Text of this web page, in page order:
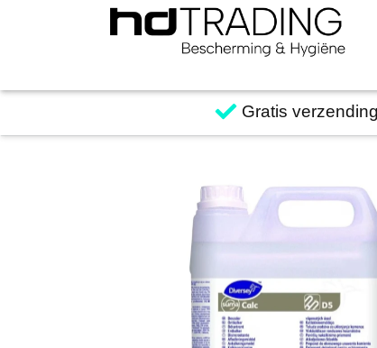
Gratis